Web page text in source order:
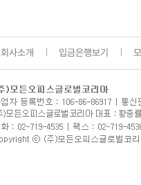
회사소개 입금은행보기